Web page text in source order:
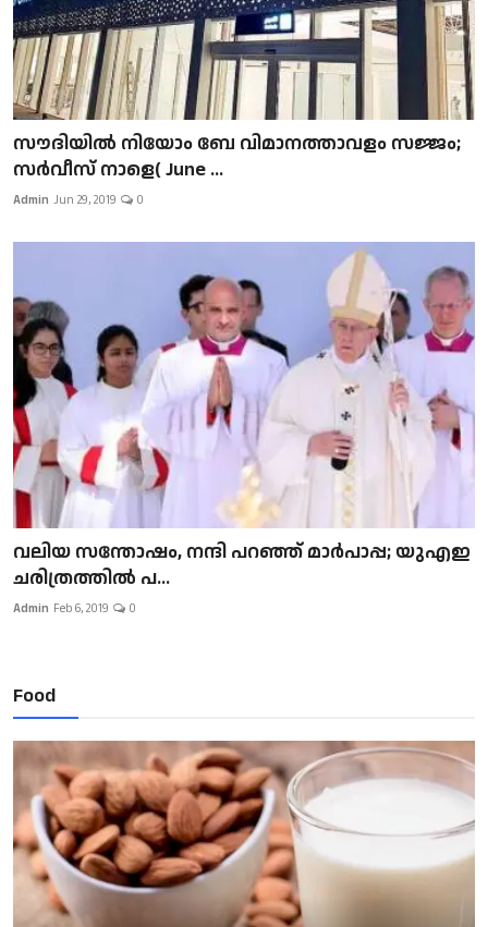
സൗദിയിൽ നിയോം ബേ വിമാനത്താവളം സജ്ജം;
സർവീസ് നാളെ( June ...
Admin Jun 29, 2019 0
വലിയ സന്തോഷം, നന്ദി പറഞ്ഞ് മാർപാപ്പ; യുഎഇ
ചരിത്രത്തിൽ പ...
Admin Feb 6, 2019 0
Food